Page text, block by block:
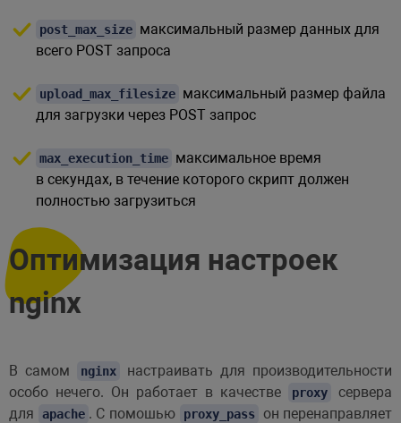
post_max_size максимальный размер данных для
всего POST запроса
upload_max_filesize максимальный размер файла
для загрузки через POST запрос
max_execution_time максимальное время
в секундах, в течение которого скрипт должен
полностью загрузиться
Оптимизация настроек
nginx
В самом nginx
настраивать для производительности
особо нечего. Он работает в качестве
proxy
сервера
для
apache . С помошью proxy_pass он перенаправляет